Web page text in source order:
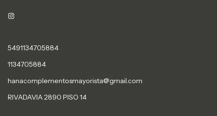
5491134705884
1134705884
hanacomplementosmayorista@gmail.com
RIVADAVIA 2890 PISO 14